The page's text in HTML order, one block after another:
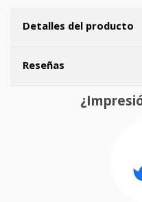
Detalles del producto
Reseñas